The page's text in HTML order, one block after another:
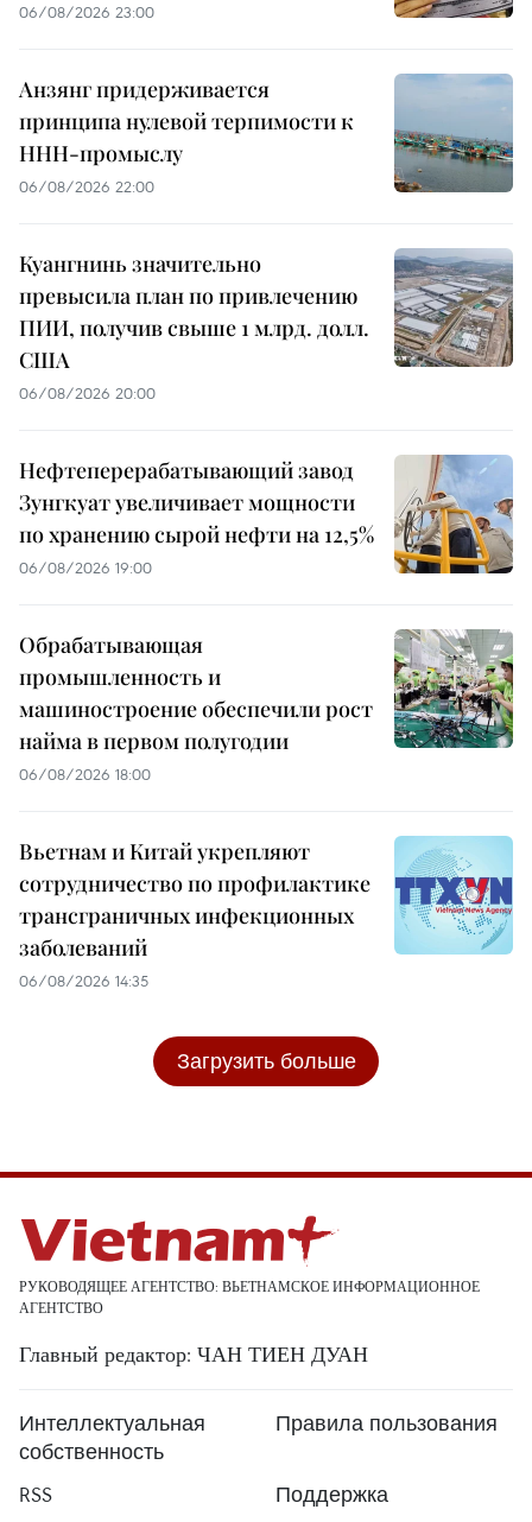
06/08/2026 23:00
Анзянг придерживается
принципа нулевой терпимости к
ННН-промыслу
06/08/2026 22:00
Куангнинь значительно
превысила план по привлечению
ПИИ, получив свыше 1 млрд. долл.
США
06/08/2026 20:00
Нефтеперерабатывающий завод
Зунгкуат увеличивает мощности
по хранению сырой нефти на 12,5%
06/08/2026 19:00
Обрабатывающая
промышленность и
машиностроение обеспечили рост
найма в первом полугодии
06/08/2026 18:00
Вьетнам и Китай укрепляют
сотрудничество по профилактике
трансграничных инфекционных
заболеваний
06/08/2026 14:35
Загрузить больше
РУКОВОДЯЩЕЕ АГЕНТСТВО: ВЬЕТНАМСКОЕ ИНФОРМАЦИОННОЕ
АГЕНТСТВО
Главный редактор: ЧАН ТИЕН ДУАН
Интеллектуальная
собственность
Правила пользования
RSS Поддержка